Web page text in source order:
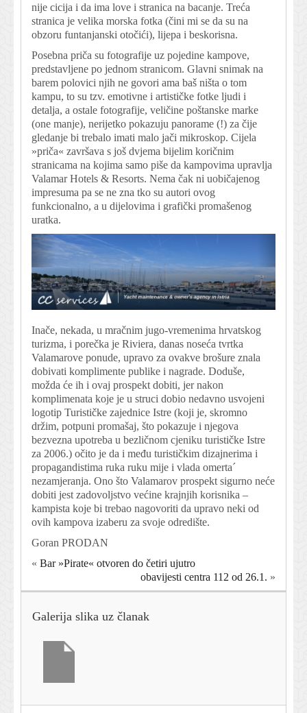
nije cicija i da ima love i stranica na bacanje. Treća
stranica je velika morska fotka (čini mi se da su na
obzoru funtanjanski otočići), lijepa i beskorisna.
Posebna priča su fotografije uz pojedine kampove,
predstavljene po jednom stranicom. Glavni snimak na
barem polovici njih ne govori ama baš ništa o tom
kampu, to su tzv. emotivne i artističke fotke ljudi i
detalja, a ostale fotografije, veličine poštanske marke
(one manje), nerijetko pokazuju panorame (!) za čije
gledanje bi trebalo imati malo jači mikroskop. Cijela
»priča« završava s još dvjema bijelim koričnim
stranicama na kojima samo piše da kampovima upravlja
Valamar Hotels & Resorts. Nema čak ni uobičajenog
impresuma pa se ne zna tko su autori ovog
funkcionalno, a u dijelovima i grafički promašenog
uratka.
Inače, nekada, u mračnim jugo-vremenima hrvatskog
turizma, i porečka je Riviera, danas noseća tvrtka
Valamarove ponude, upravo za ovakve brošure znala
dobivati komplimente publike i nagrade. Doduše,
možda će ih i ovaj prospekt dobiti, jer nakon
komplimenata koje je u struci dobio nedavno usvojeni
logotip Turističke zajednice Istre (koji je, skromno
držim, potpuni promašaj, što pokazuje i njegova
bezvezna upotreba u bezličnom cjeniku turističke Istre
za 2006.) očito je da i među turističkim dizajnerima i
propagandistima ruka ruku mije i vlada omerta´
nezamjeranja. Ono što Valamarov prospekt sigurno neće
dobiti jest zadovoljstvo većine krajnjih korisnika –
kampista koje bi trebao nagovoriti da upravo neki od
ovih kampova izaberu za svoje odredište.
Goran PRODAN
« Bar »Pirate« otvoren do četiri ujutro
obavijesti centra 112 od 26.1. »
Galerija slika uz članak